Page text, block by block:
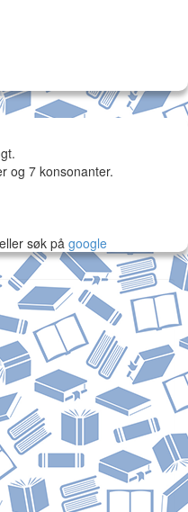
og 7 konsonanter.
eller søk på google